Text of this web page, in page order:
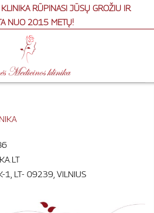
RŪPINASI JŪSŲ GROŽIU IR
NUO 2015 METŲ!
1, LT- 09239, VILNIUS